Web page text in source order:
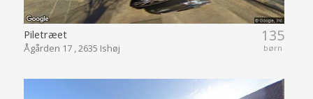
135
børn
Piletræet
Ågården 17 , 2635 Ishøj